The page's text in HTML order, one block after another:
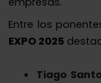
Entre los
EXPO 2025
Tiago